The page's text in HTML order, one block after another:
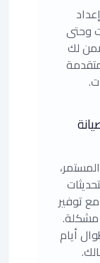
وحتى
لك
توفير
مشكلة.
أيام